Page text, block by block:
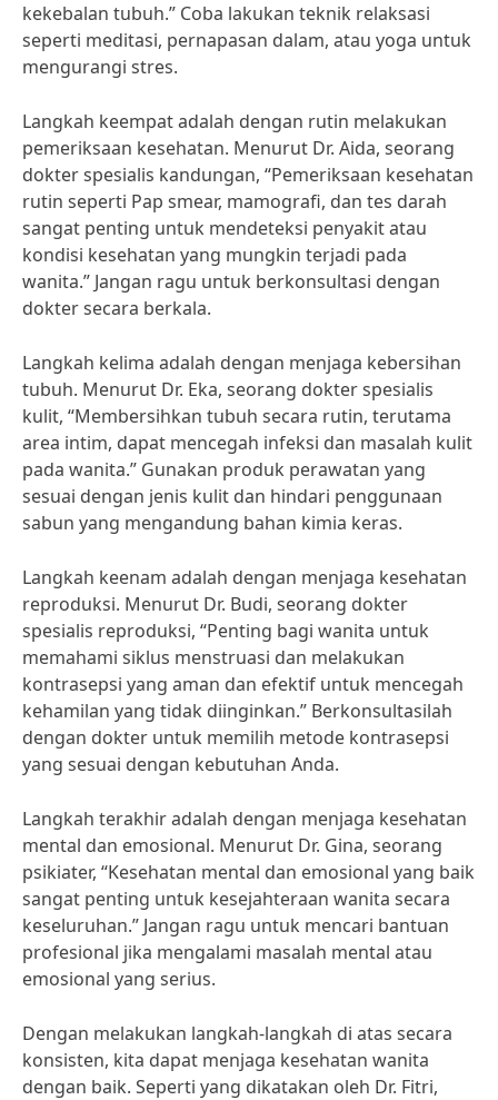
kekebalan tubuh.” Coba lakukan teknik relaksasi
seperti meditasi, pernapasan dalam, atau yoga untuk
mengurangi stres.
Langkah keempat adalah dengan rutin melakukan
pemeriksaan kesehatan. Menurut Dr. Aida, seorang
dokter spesialis kandungan, “Pemeriksaan kesehatan
rutin seperti Pap smear, mamografi, dan tes darah
sangat penting untuk mendeteksi penyakit atau
kondisi kesehatan yang mungkin terjadi pada
wanita.” Jangan ragu untuk berkonsultasi dengan
dokter secara berkala.
Langkah kelima adalah dengan menjaga kebersihan
tubuh. Menurut Dr. Eka, seorang dokter spesialis
kulit, “Membersihkan tubuh secara rutin, terutama
area intim, dapat mencegah infeksi dan masalah kulit
pada wanita.” Gunakan produk perawatan yang
sesuai dengan jenis kulit dan hindari penggunaan
sabun yang mengandung bahan kimia keras.
Langkah keenam adalah dengan menjaga kesehatan
reproduksi. Menurut Dr. Budi, seorang dokter
spesialis reproduksi, “Penting bagi wanita untuk
memahami siklus menstruasi dan melakukan
kontrasepsi yang aman dan efektif untuk mencegah
kehamilan yang tidak diinginkan.” Berkonsultasilah
dengan dokter untuk memilih metode kontrasepsi
yang sesuai dengan kebutuhan Anda.
Langkah terakhir adalah dengan menjaga kesehatan
mental dan emosional. Menurut Dr. Gina, seorang
psikiater, “Kesehatan mental dan emosional yang baik
sangat penting untuk kesejahteraan wanita secara
keseluruhan.” Jangan ragu untuk mencari bantuan
profesional jika mengalami masalah mental atau
emosional yang serius.
Dengan melakukan langkah-langkah di atas secara
konsisten, kita dapat menjaga kesehatan wanita
dengan baik. Seperti yang dikatakan oleh Dr. Fitri,